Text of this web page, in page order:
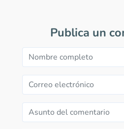
Publica un